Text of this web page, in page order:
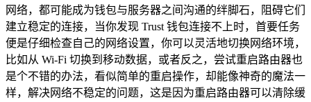
网络，都可能成为钱包与服务器之间沟通的绊脚石，阻碍它们
建立稳定的连接，当你发现 Trust 钱包连接不上时，首要任务
便是仔细检查自己的网络设置，你可以灵活地切换网络环境，
比如从 Wi-Fi 切换到移动数据，或者反之，尝试重启路由器也
是个不错的办法，看似简单的重启操作，却能像神奇的魔法一
样，解决网络不稳定的问题，这是因为重启路由器可以清除缓